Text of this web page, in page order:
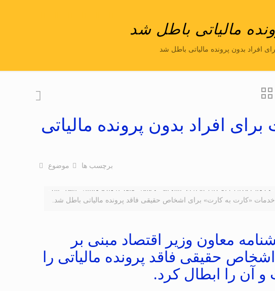
مالیاتی باطل شد
افراد بدون پرونده مالیاتی باطل شد
افراد بدون پرونده مالیاتی
موضوع برچسب ها
خدمات «کارت به کارت» برای اشخاص حقیقی فاقد پرونده مالیاتی باطل شد.
معاون وزیر اقتصاد مبنی بر
حقیقی فاقد پرونده مالیاتی را
و آن را ابطال کرد.